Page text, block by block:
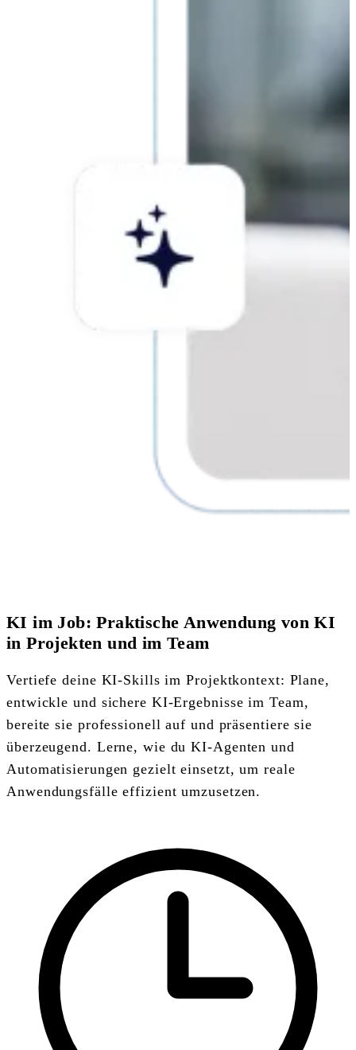
KI im Job: Praktische Anwendung von KI
in Projekten und im Team
Vertiefe deine KI-Skills im Projektkontext: Plane,
entwickle und sichere KI-Ergebnisse im Team,
bereite sie professionell auf und präsentiere sie
überzeugend. Lerne, wie du KI-Agenten und
Automatisierungen gezielt einsetzt, um reale
Anwendungsfälle effizient umzusetzen.